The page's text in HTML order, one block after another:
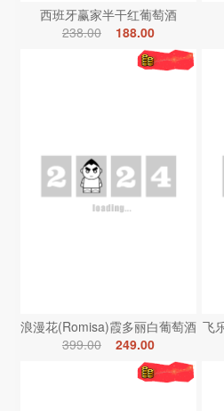
西班牙赢家半干红葡萄酒
238.00
188.00
浪漫花(Romisa)霞多丽白葡萄酒
399.00
249.00
飞